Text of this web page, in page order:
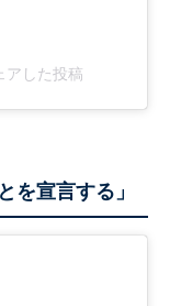
アした投稿
を宣言する」